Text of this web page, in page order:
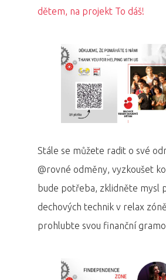
dětem, na projekt To dáš!
Stále se můžete radit o své
@rovné odměny, vyzkoušet
bude potřeba, zklidněte mysl
dechových technik v relax
prohlubte svou finanční